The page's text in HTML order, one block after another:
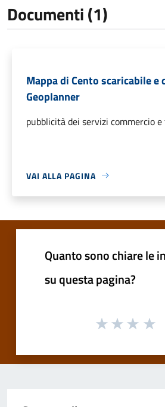
Documenti (1)
Mappa di Cento scaricabile
Geoplanner
pubblicità dei servizi commercio
VAI ALLA PAGINA
Quanto sono chiare le
su questa pagina?